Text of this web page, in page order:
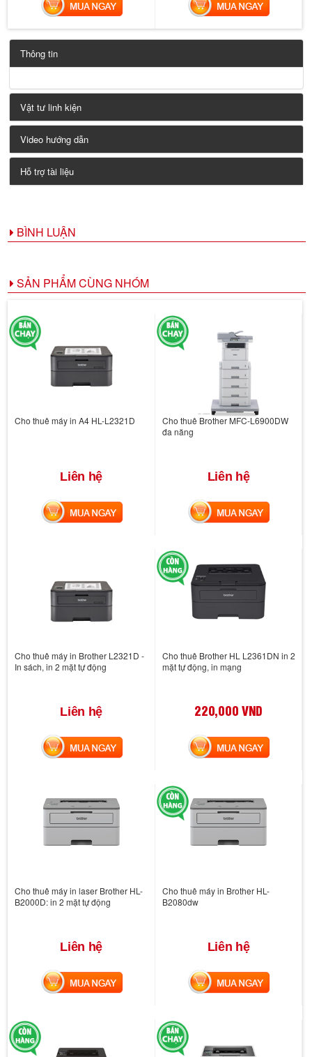
MUA NGAY MUA NGAY
Thông tin
Vật tư linh kiện
Video hướng dẫn
Hỗ trợ tài liệu
BÌNH LUẬN
SẢN PHẨM CÙNG NHÓM
Cho thuê máy in A4 HL-L2321D
Liên hệ
MUA NGAY
Cho thuê Brother MFC-L6900DW
đa năng
Liên hệ
MUA NGAY
Cho thuê máy in Brother L2321D -
In sách, in 2 mặt tự động
Liên hệ
MUA NGAY
Cho thuê Brother HL L2361DN in 2
mặt tự động, in mạng
220,000 VND
MUA NGAY
Cho thuê máy in laser Brother HL-
B2000D: in 2 mặt tự động
Liên hệ
MUA NGAY
Cho thuê máy in Brother HL-
B2080dw
Liên hệ
MUA NGAY